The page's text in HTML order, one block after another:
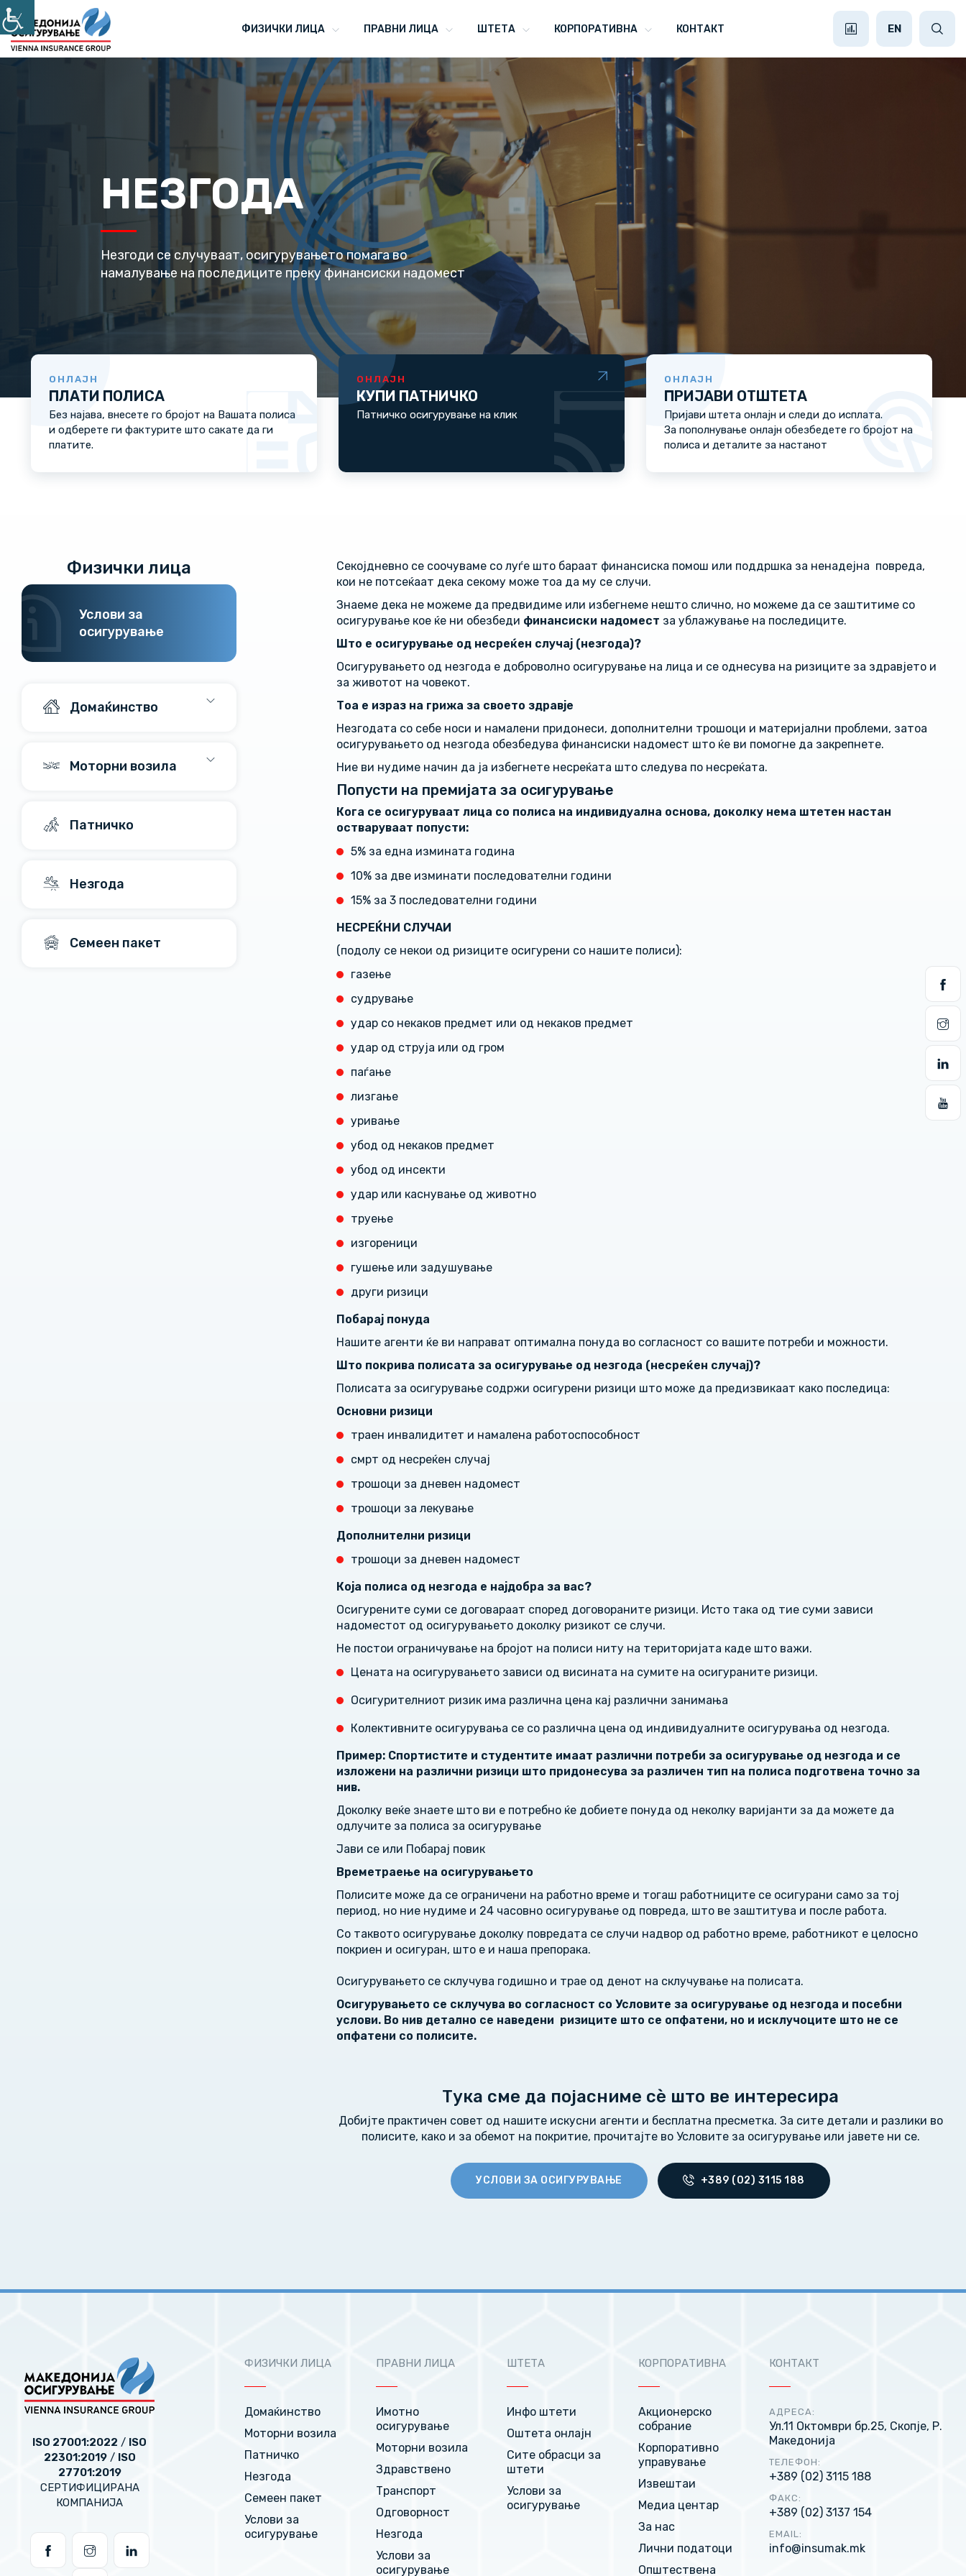
ФИЗИЧКИ ЛИЦА ПРАВНИ ЛИЦА ШТЕТА КОРПОРАТИВНА КОНТАКТ EN
НЕЗГОДА
Незгоди се случуваат, осигурувањето помага во
намалување на последиците преку финансиски надомест
ОНЛАЈН
ПЛАТИ ПОЛИСА
Без најава, внесете го бројот на Вашата полиса
и одберете ги фактурите што сакате да ги
платите.
ОНЛАЈН
КУПИ ПАТНИЧКО
Патничко осигурување на клик
ОНЛАЈН
ПРИЈАВИ ОТШТЕТА
Пријави штета онлајн и следи до исплата.
За пополнување онлајн обезбедете го бројот на
полиса и деталите за настанот
Физички лица
Услови за
осигурување
Домаќинство
Моторни возила
Патничко
Незгода
Семеен пакет
Секојдневно се соочуваме со луѓе што бараат финансиска помош или поддршка за ненадејна повреда,
кои не потсеќаат дека секому може тоа да му се случи.
Знаеме дека не можеме да предвидиме или избегнеме нешто слично, но можеме да се заштитиме со
осигурување кое ќе ни обезбеди финансиски надомест за ублажување на последиците.
Што е осигурување од несреќен случај (незгода)?
Осигурувањето од незгода е доброволно осигурување на лица и се однесува на ризиците за здравјето и
за животот на човекот.
Тоа е израз на грижа за своето здравје
Незгодата со себе носи и намалени придонеси, дополнителни трошоци и материјални проблеми, затоа
осигурувањето од незгода обезбедува финансиски надомест што ќе ви помогне да закрепнете.
Ние ви нудиме начин да ја избегнете несреќата што следува по несреќата.
Попусти на премијата за осигурување
Кога се осигуруваат лица со полиса на индивидуална основа, доколку нема штетен настан
остваруваат попусти:
5% за една измината година
10% за две изминати последователни години
15% за 3 последователни години
НЕСРЕЌНИ СЛУЧАИ
(подолу се некои од ризиците осигурени со нашите полиси):
газење
судрување
удар со некаков предмет или од некаков предмет
удар од струја или од гром
паѓање
лизгање
уривање
убод од некаков предмет
убод од инсекти
удар или каснување од животно
труење
изгореници
гушење или задушување
други ризици
Побарај понуда
Нашите агенти ќе ви направат оптимална понуда во согласност со вашите потреби и можности.
Што покрива полисата за осигурување од незгода (несреќен случај)?
Полисата за осигурување содржи осигурени ризици што може да предизвикаат како последица:
Основни ризици
траен инвалидитет и намалена работоспособност
смрт од несреќен случај
трошоци за дневен надомест
трошоци за лекување
Дополнителни ризици
трошоци за дневен надомест
Која полиса од незгода е најдобра за вас?
Осигурените суми се договараат според договораните ризици. Исто така од тие суми зависи
надоместот од осигурувањето доколку ризикот се случи.
Не постои ограничување на бројот на полиси ниту на територијата каде што важи.
Цената на осигурувањето зависи од висината на сумите на осигураните ризици.
Осигурителниот ризик има различна цена кај различни занимања
Колективните осигурувања се со различна цена од индивидуалните осигурувања од незгода.
Пример: Спортистите и студентите имаат различни потреби за осигурување од незгода и се
изложени на различни ризици што придонесува за различен тип на полиса подготвена точно за
нив.
Доколку веќе знаете што ви е потребно ќе добиете понуда од неколку варијанти за да можете да
одлучите за полиса за осигурување
Јави се или Побарај повик
Времетраење на осигурувањето
Полисите може да се ограничени на работно време и тогаш работниците се осигурани само за тој
период, но ние нудиме и 24 часовно осигурување од повреда, што ве заштитува и после работа.
Со таквото осигурување доколку повредата се случи надвор од работно време, работникот е целосно
покриен и осигуран, што е и наша препорака.
Осигурувањето се склучува годишно и трае од денот на склучување на полисата.
Осигурувањето се склучува во согласност со Условите за осигурување од незгода и посебни
услови. Во нив детално се наведени ризиците што се опфатени, но и исклучоците што не се
опфатени со полисите.
Тука сме да појасниме сѐ што ве интересира
Добијте практичен совет од нашите искусни агенти и бесплатна пресметка. За сите детали и разлики во
полисите, како и за обемот на покритие, прочитајте во Условите за осигурување или јавете ни се.
УСЛОВИ ЗА ОСИГУРУВАЊЕ +389 (02) 3115 188
ISO 27001:2022 / ISO
22301:2019/ ISO
27701:2019
СЕРТИФИЦИРАНА
КОМПАНИЈА
ФИЗИЧКИ ЛИЦА
Домаќинство
Моторни возила
Патничко
Незгода
Семеен пакет
Услови за
осигурување
ПРАВНИ ЛИЦА
Имотно
осигурување
Моторни возила
Здравствено
Транспорт
Одговорност
Незгода
Услови за
осигурување
ШТЕТА
Инфо штети
Оштета онлајн
Сите обрасци за
штети
Услови за
осигурување
КОРПОРАТИВНА
Акционерско
собрание
Корпоративно
управување
Извештаи
Медиа центар
За нас
Лични податоци
Општествена
КОНТАКТ
АДРЕСА:
Ул.11 Октомври бр.25, Скопје, Р.
Македонија
ТЕЛЕФОН:
+389 (02) 3115 188
ФАКС:
+389 (02) 3137 154
EMAIL:
info@insumak.mk